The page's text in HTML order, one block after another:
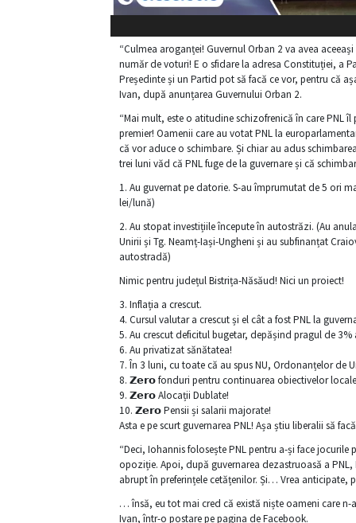
“Culmea aroganței! Guvernul Orban 2 va avea
număr de voturi! E o sfidare la adresa Constituției, a
Președinte și un Partid pot să facă ce vor, pentru că
Ivan, după anunțarea Guvernului Orban 2.
“Mai mult, este o atitudine schizofrenică în care PNL
premier! Oamenii care au votat PNL la
că vor aduce o schimbare. Și chiar au adus
trei luni văd că PNL fuge de la guvernare și că
1. Au guvernat pe datorie. S-au împrumutat de 5 ori
lei/lună)
2. Au stopat investițiile începute în autostrăzi. (Au
Unirii și Tg. Neamț-Iași-Ungheni și au subfinanțat
autostradă)
Nimic pentru județul Bistrița-Năsăud! Nici un proiect!
3. Inflația a crescut.
4. Cursul valutar a crescut și el cât a fost PNL la
5. Au crescut deficitul bugetar, depășind pragul de
6. Au privatizat sănătatea!
7. În 3 luni, cu toate că au spus NU, Ordonanțelor de
8. 𝗭𝗲𝗿𝗼 fonduri pentru continuarea obiectivelor
9. 𝗭𝗲𝗿𝗼 Alocații Dublate!
10. 𝗭𝗲𝗿𝗼 Pensii și salarii majorate!
Asta e pe scurt guvernarea PNL! Așa știu liberalii să
“Deci, Iohannis folosește PNL pentru a-și face
opoziție. Apoi, după guvernarea dezastruoasă a
abrupt în preferințele cetățenilor. Și… Vrea anticipate,
… însă, eu tot mai cred că există niște oameni care
Ivan,într-o postare pe pagina de Facebook.